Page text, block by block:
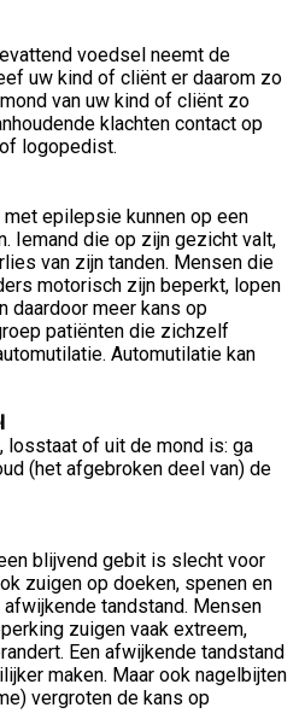
voedsel neemt de
uw kind of cliënt er daarom zo
van uw kind of cliënt zo
klachten contact op
logopedist.
epilepsie kunnen op een
Iemand die op zijn gezicht valt,
van zijn tanden. Mensen die
motorisch zijn beperkt, lopen
daardoor meer kans op
patiënten die zichzelf
Automutilatie kan
losstaat of uit de mond is: ga
(het afgebroken deel van) de
blijvend gebit is slecht voor
zuigen op doeken, spenen en
tandstand. Mensen
zuigen vaak extreem,
Een afwijkende tandstand
maken. Maar ook nagelbijten
vergroten de kans op